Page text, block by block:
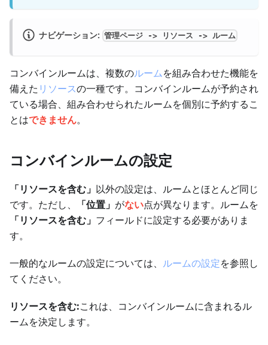
ナビゲーション: 管理ページ -> リソース -> ルーム
コンバインルームは、複数のルームを組み合わせた機能を
備えた リソースの一種です。コンバインルームが予約され
ている場合、組み合わせられたルームを個別に予約するこ
とはできません。
コンバインルームの設定
「リソースを含む」 以外の設定は、ルームとほとんど同じ
です。ただし、
「位置」 がない点が異なります。ルームを
「リソースを含む」 フィールドに設定する必要がありま
す。
一般的なルームの設定については、 ルームの設定を参照し
てください。
リソースを含む:これは、コンバインルームに含まれるル
ームを決定します。